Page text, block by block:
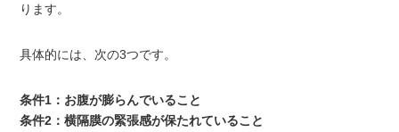
ります。
具体的には、次の3つです。
条件1：お腹が膨らんでいること
条件2：横隔膜の緊張感が保たれていること